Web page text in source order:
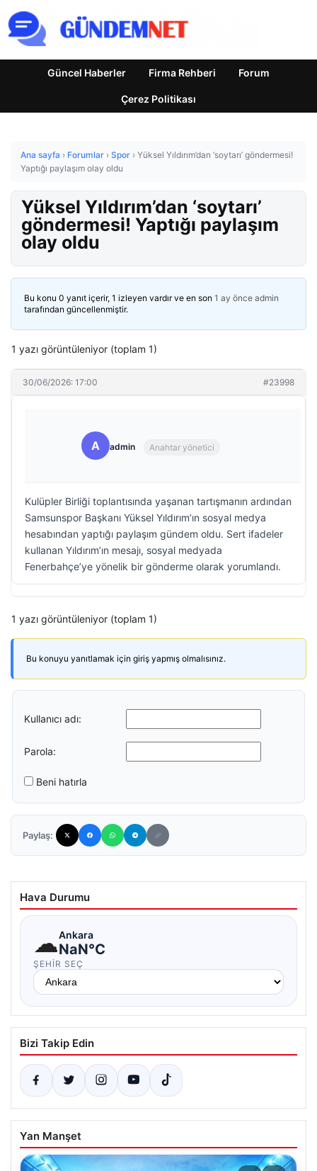
Güncel Haberler Firma Rehberi Forum
Çerez Politikası
Ana sayfa › Forumlar › Spor › Yüksel Yıldırım’dan ‘soytarı’ göndermesi!
Yaptığı paylaşım olay oldu
Yüksel Yıldırım’dan ‘soytarı’
göndermesi! Yaptığı paylaşım
olay oldu
Bu konu 0 yanıt içerir, 1 izleyen vardır ve en son 1 ay önce admin
tarafından güncellenmiştir.
1 yazı görüntüleniyor (toplam 1)
30/06/2026: 17:00 #23998
A admin Anahtar yönetici
Kulüpler Birliği toplantısında yaşanan tartışmanın ardından
Samsunspor Başkanı Yüksel Yıldırım’ın sosyal medya
hesabından yaptığı paylaşım gündem oldu. Sert ifadeler
kullanan Yıldırım’ın mesajı, sosyal medyada
Fenerbahçe’ye yönelik bir gönderme olarak yorumlandı.
1 yazı görüntüleniyor (toplam 1)
Bu konuyu yanıtlamak için giriş yapmış olmalısınız.
Kullanıcı adı:
Parola:
Beni hatırla
Paylaş:
Hava Durumu
☁Ankara
NaN°C
ŞEHIR SEÇ
Bizi Takip Edin
Yan Manşet